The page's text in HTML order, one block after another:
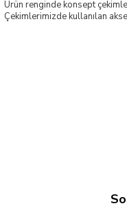
Ürün renginde konsept
Çekimlerimizde kullanılan